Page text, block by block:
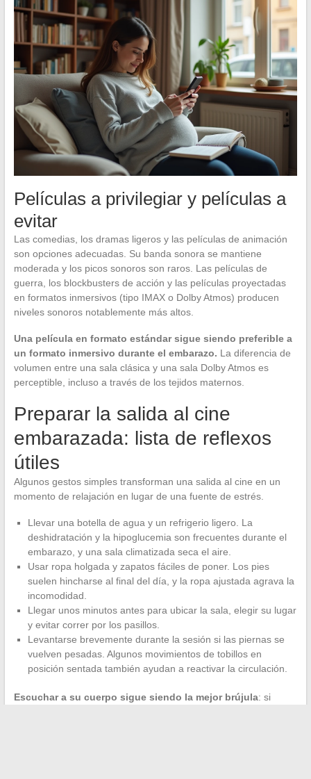
Películas a privilegiar y películas a
evitar
Las comedias, los dramas ligeros y las películas de animación
son opciones adecuadas. Su banda sonora se mantiene
moderada y los picos sonoros son raros. Las películas de
guerra, los blockbusters de acción y las películas proyectadas
en formatos inmersivos (tipo IMAX o Dolby Atmos) producen
niveles sonoros notablemente más altos.
Una película en formato estándar sigue siendo preferible a
un formato inmersivo durante el embarazo. La diferencia de
volumen entre una sala clásica y una sala Dolby Atmos es
perceptible, incluso a través de los tejidos maternos.
Preparar la salida al cine
embarazada: lista de reflexos
útiles
Algunos gestos simples transforman una salida al cine en un
momento de relajación en lugar de una fuente de estrés.
Llevar una botella de agua y un refrigerio ligero. La
deshidratación y la hipoglucemia son frecuentes durante el
embarazo, y una sala climatizada seca el aire.
Usar ropa holgada y zapatos fáciles de poner. Los pies
suelen hincharse al final del día, y la ropa ajustada agrava la
incomodidad.
Llegar unos minutos antes para ubicar la sala, elegir su lugar
y evitar correr por los pasillos.
Levantarse brevemente durante la sesión si las piernas se
vuelven pesadas. Algunos movimientos de tobillos en
posición sentada también ayudan a reactivar la circulación.
Escuchar a su cuerpo sigue siendo la mejor brújula: si